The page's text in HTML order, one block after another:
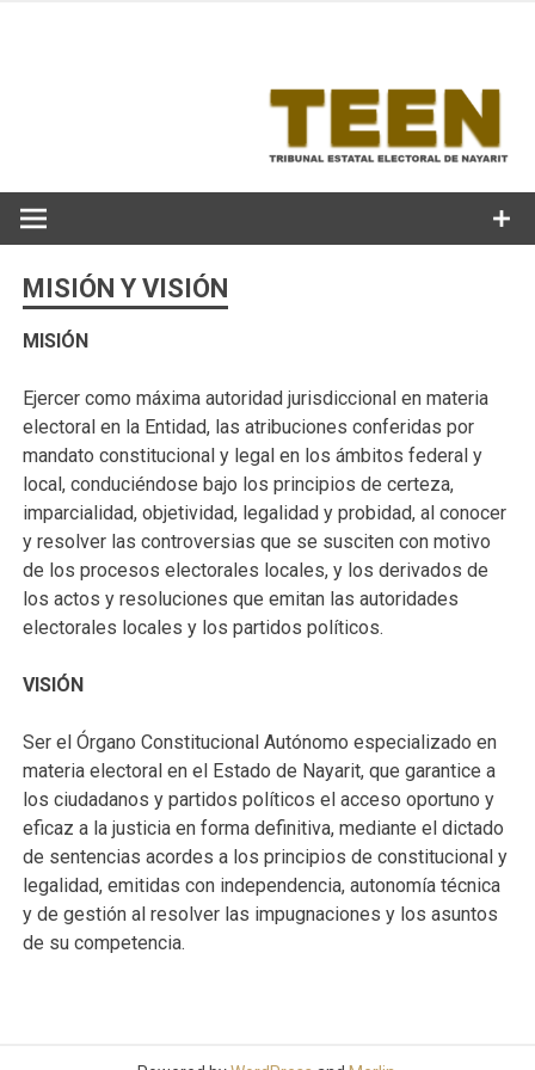
MISIÓN Y VISIÓN
MISIÓN
Ejercer como máxima autoridad jurisdiccional en materia
electoral en la Entidad, las atribuciones conferidas por
mandato constitucional y legal en los ámbitos federal y
local, conduciéndose bajo los principios de certeza,
imparcialidad, objetividad, legalidad y probidad, al conocer
y resolver las controversias que se susciten con motivo
de los procesos electorales locales, y los derivados de
los actos y resoluciones que emitan las autoridades
electorales locales y los partidos políticos.
VISIÓN
Ser el Órgano Constitucional Autónomo especializado en
materia electoral en el Estado de Nayarit, que garantice a
los ciudadanos y partidos políticos el acceso oportuno y
eficaz a la justicia en forma definitiva, mediante el dictado
de sentencias acordes a los principios de constitucional y
legalidad, emitidas con independencia, autonomía técnica
y de gestión al resolver las impugnaciones y los asuntos
de su competencia.